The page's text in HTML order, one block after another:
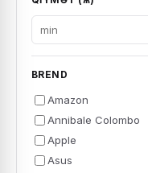
BREND
Amazon
Annibale Colombo
Apple
Asus